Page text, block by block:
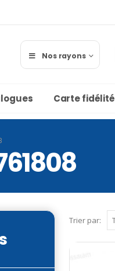
Nos rayons
Carte fidélité
Trier par: